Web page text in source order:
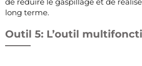
long terme.
Outil 5: L’outil